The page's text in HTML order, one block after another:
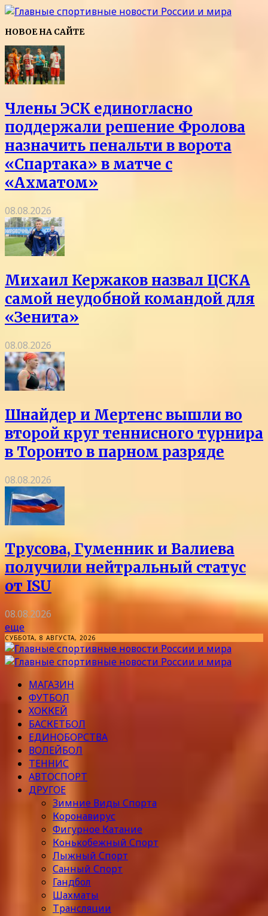
НОВОЕ НА САЙТЕ
Члены ЭСК единогласно
поддержали решение Фролова
назначить пенальти в ворота
«Спартака» в матче с
«Ахматом»
08.08.2026
Михаил Кержаков назвал ЦСКА
самой неудобной командой для
«Зенита»
08.08.2026
Шнайдер и Мертенс вышли во
второй круг теннисного турнира
в Торонто в парном разряде
08.08.2026
Трусова, Гуменник и Валиева
получили нейтральный статус
от ISU
08.08.2026
еще
СУББОТА, 8 АВГУСТА, 2026
МАГАЗИН
ФУТБОЛ
ХОККЕЙ
БАСКЕТБОЛ
ЕДИНОБОРСТВА
ВОЛЕЙБОЛ
ТЕННИС
АВТОСПОРТ
ДРУГОЕ
Зимние Виды Спорта
Коронавирус
Фигурное Катание
Конькобежный Спорт
Лыжный Спорт
Санный Спорт
Гандбол
Шахматы
Трансляции